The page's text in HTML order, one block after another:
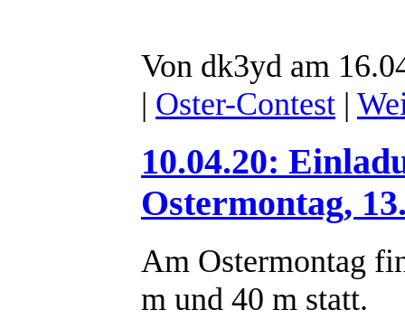
Von dk3yd am
| Oster-Contest |
10.04.20:
Ostermontag,
Am Ostermontag
m und 40 m statt.